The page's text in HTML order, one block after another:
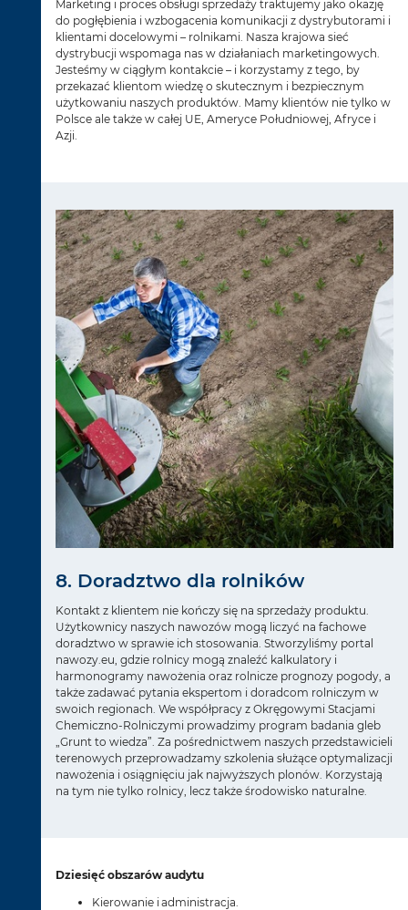
Marketing i proces obsługi sprzedaży traktujemy jako okazję
do pogłębienia i wzbogacenia komunikacji z dystrybutorami i
klientami docelowymi – rolnikami. Nasza krajowa sieć
dystrybucji wspomaga nas w działaniach marketingowych.
Jesteśmy w ciągłym kontakcie – i korzystamy z tego, by
przekazać klientom wiedzę o skutecznym i bezpiecznym
użytkowaniu naszych produktów. Mamy klientów nie tylko w
Polsce ale także w całej UE, Ameryce Południowej, Afryce i
Azji.
8. Doradztwo dla rolników
Kontakt z klientem nie kończy się na sprzedaży produktu.
Użytkownicy naszych nawozów mogą liczyć na fachowe
doradztwo w sprawie ich stosowania. Stworzyliśmy portal
nawozy.eu, gdzie rolnicy mogą znaleźć kalkulatory i
harmonogramy nawożenia oraz rolnicze prognozy pogody, a
także zadawać pytania ekspertom i doradcom rolniczym w
swoich regionach. We współpracy z Okręgowymi Stacjami
Chemiczno-Rolniczymi prowadzimy program badania gleb
„Grunt to wiedza”. Za pośrednictwem naszych przedstawicieli
terenowych przeprowadzamy szkolenia służące optymalizacji
nawożenia i osiągnięciu jak najwyższych plonów. Korzystają
na tym nie tylko rolnicy, lecz także środowisko naturalne.
Dziesięć obszarów audytu
Kierowanie i administracja.